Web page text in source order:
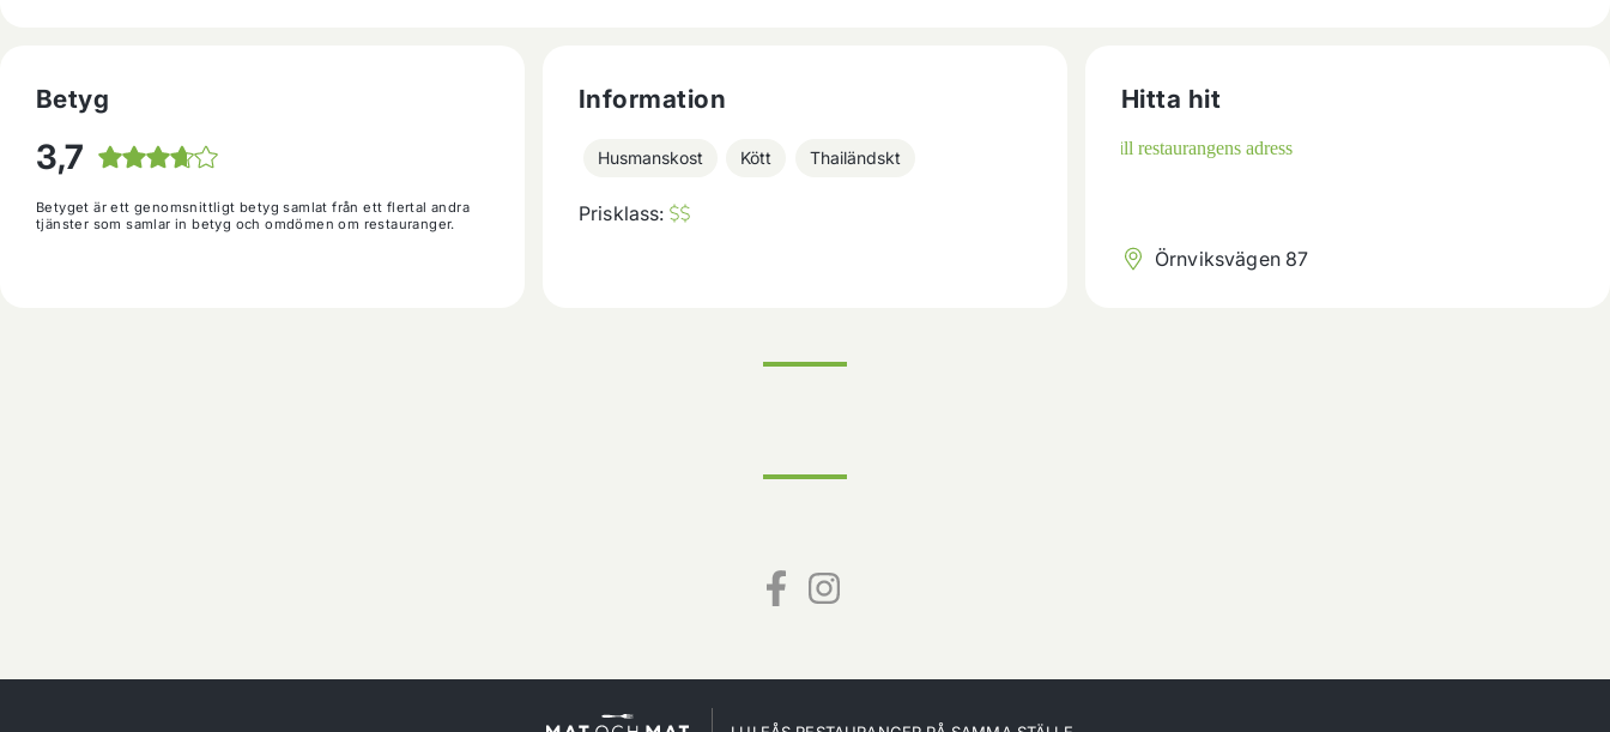
Betyg
3,7
Betyget är ett genomsnittligt betyg samlat från ett flertal andra
tjänster som samlar in betyg och omdömen om restauranger.
Information
Husmanskost Kött Thailändskt
Prisklass:
Hitta hit
Örnviksvägen 87